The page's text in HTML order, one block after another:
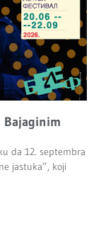
Bajaginim
da 12. septembra
jastuka”, koji